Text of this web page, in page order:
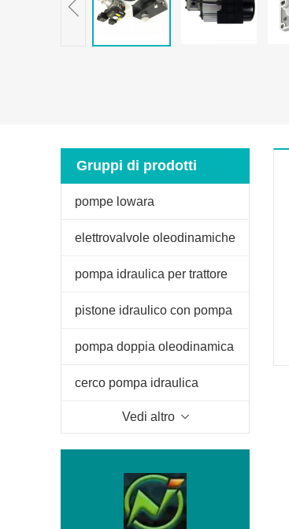
Gruppi di prodotti
pompe lowara
elettrovalvole oleodinamiche
pompa idraulica per trattore
fiat
pistone idraulico con pompa
manuale
pompa doppia oleodinamica
per spaccalegna
cerco pompa idraulica
Vedi altro